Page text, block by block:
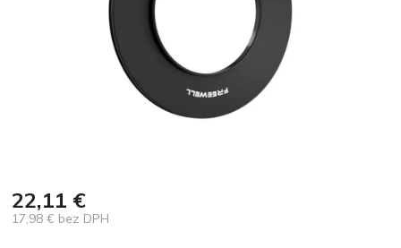
22,11 €
17,98 € bez DPH